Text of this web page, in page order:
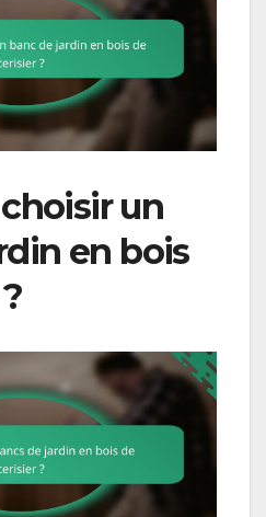
un
en bois